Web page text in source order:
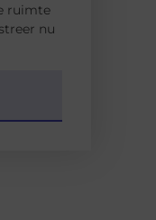
ruimte
nu